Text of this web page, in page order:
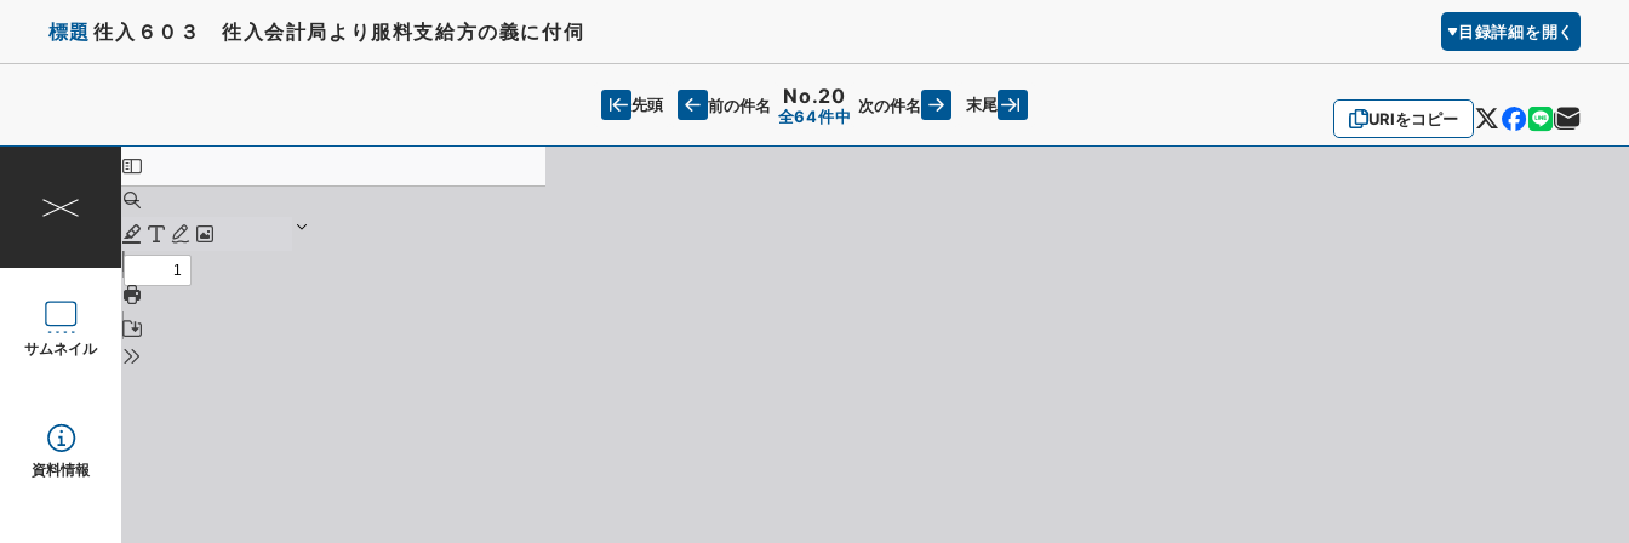
標題 徃入６０３ 徃入会計局より服料支給方の義に付伺 目録詳細を開く
URIをコピー
先頭 前の件名 No.20
全64件中
次の件名 末尾
サムネイル
資料情報